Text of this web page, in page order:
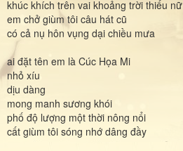
khúc khích trên vai khoảng trời thiếu nữ
em chở giùm tôi câu hát cũ
có cả nụ hôn vụng dại chiều mưa
ai đặt tên em là Cúc Họa Mi
nhỏ xíu
dịu dàng
mong manh sương khói
phố độ lượng một thời nông nổi
cất giùm tôi sóng nhớ dâng đầy